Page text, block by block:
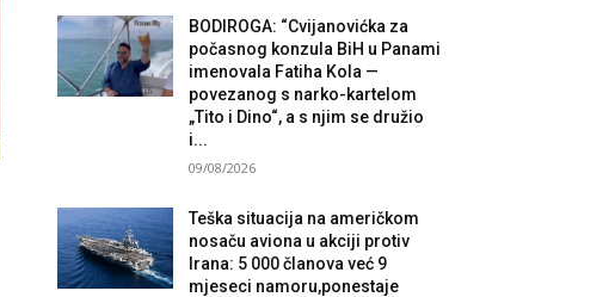
BODIROGA: “Cvijanovićka za
počasnog konzula BiH u Panami
imenovala Fatiha Kola —
povezanog s narko-kartelom
„Tito i Dino“, a s njim se družio
i...
09/08/2026
Teška situacija na američkom
nosaču aviona u akciji protiv
Irana: 5 000 članova već 9
mjeseci namoru,ponestaje